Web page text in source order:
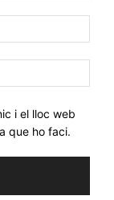
web:
i el lloc web
que ho faci.